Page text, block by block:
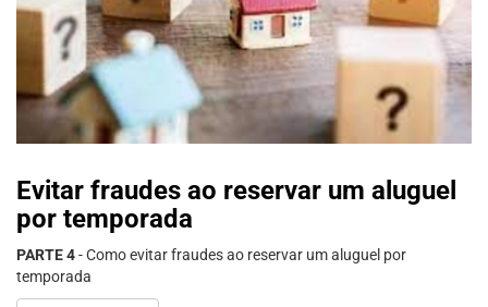
Evitar fraudes ao reservar um aluguel
por temporada
PARTE 4- Como evitar fraudes ao reservar um aluguel por
temporada